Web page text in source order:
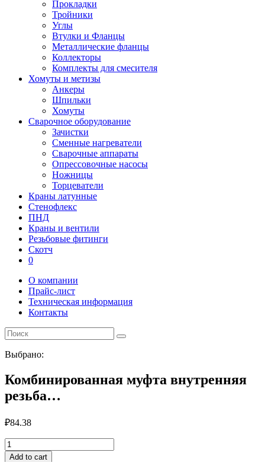
Прокладки
Тройники
Углы
Втулки и Фланцы
Металлические фланцы
Коллекторы
Комплекты для смесителя
Хомуты и метизы
Анкеры
Шпильки
Хомуты
Сварочное оборудование
Зачистки
Сменные нагреватели
Сварочные аппараты
Опрессовочные насосы
Ножницы
Торцеватели
Краны латунные
Стенофлекс
ПНД
Краны и вентили
Резьбовые фитинги
Скотч
0
О компании
Прайс-лист
Техническая информация
Контакты
Выбрано:
Комбинированная муфта внутренняя
резьба…
₽84.38
Комбинированная
муфта
Add to cart